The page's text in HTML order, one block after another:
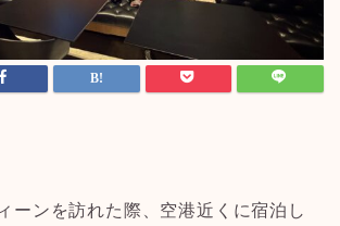
ーンを訪れた際、空港近くに宿泊し